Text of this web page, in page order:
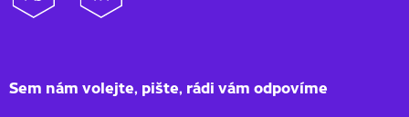
Sem nám volejte, pište, rádi vám odpovíme